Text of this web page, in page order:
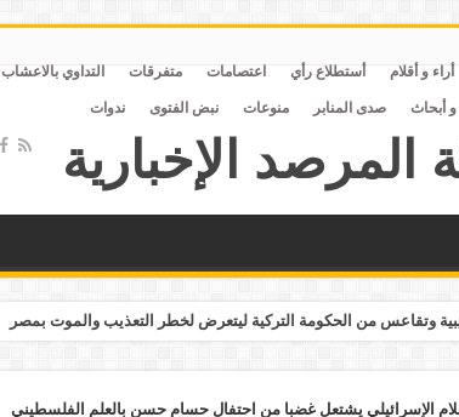
أراء و أقلام أستطلاع رأي اعتصامات متفرقات التداوي بالاعشاب
أبحاث صدى المنابر منوعات نبض الفتوى ندوات
وتقاعس من الحكومة التركية ليتعرض لخطر التعذيب والموت بمصر
الإسرائيلي يشتعل غضبا من احتفال حسام حسن بالعلم الفلسطيني